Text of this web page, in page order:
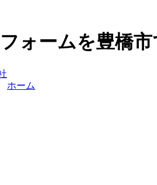
ォームを豊橋
ホーム